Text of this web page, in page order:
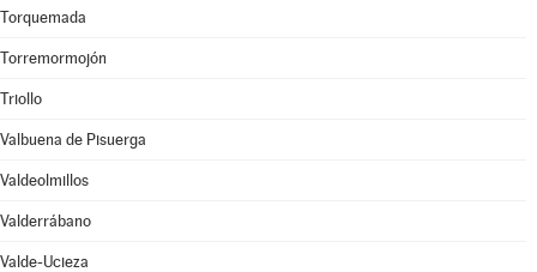
Torquemada
Torremormojón
Triollo
Valbuena de Pisuerga
Valdeolmillos
Valderrábano
Valde-Ucieza